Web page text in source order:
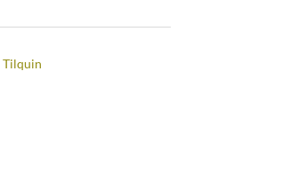
Tilquin